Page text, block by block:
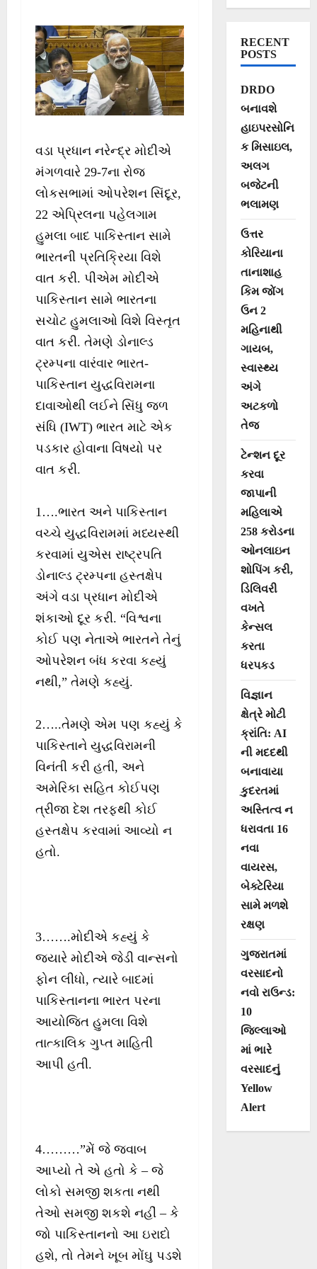
વડા પ્રધાનના
ભાષણમાંથી 10
મુખ્ય મુદ્દાઓ
વડા પ્રધાન નરેન્દ્ર મોદીએ
મંગળવારે 29-7ના રોજ
લોકસભામાં ઓપરેશન સિંદૂર,
22 એપ્રિલના પહેલગામ
હુમલા બાદ પાકિસ્તાન સામે
ભારતની પ્રતિક્રિયા વિશે
વાત કરી. પીએમ મોદીએ
પાકિસ્તાન સામે ભારતના
સચોટ હુમલાઓ વિશે વિસ્તૃત
વાત કરી. તેમણે ડોનાલ્ડ
ટ્રમ્પના વારંવાર ભારત-
પાકિસ્તાન યુદ્ધવિરામના
દાવાઓથી લઈને સિંધુ જળ
સંધિ (IWT) ભારત માટે એક
પડકાર હોવાના વિષયો પર
વાત કરી.
1….ભારત અને પાકિસ્તાન
વચ્ચે યુદ્ધવિરામમાં મધ્યસ્થી
કરવામાં યુએસ રાષ્ટ્રપતિ
ડોનાલ્ડ ટ્રમ્પના હસ્તક્ષેપ
અંગે વડા પ્રધાન મોદીએ
શંકાઓ દૂર કરી. “વિશ્વના
કોઈ પણ નેતાએ ભારતને તેનું
ઓપરેશન બંધ કરવા કહ્યું
નથી,” તેમણે કહ્યું.
2…..તેમણે એમ પણ કહ્યું કે
પાકિસ્તાને યુદ્ધવિરામની
વિનંતી કરી હતી, અને
અમેરિકા સહિત કોઈપણ
ત્રીજા દેશ તરફથી કોઈ
હસ્તક્ષેપ કરવામાં આવ્યો ન
હતો.
3…….મોદીએ કહ્યું કે
જ્યારે મોદીએ જેડી વાન્સનો
ફોન લીધો, ત્યારે બાદમાં
પાકિસ્તાનના ભારત પરના
આયોજિત હુમલા વિશે
તાત્કાલિક ગુપ્ત માહિતી
આપી હતી.
4………”મેં જે જવાબ
આપ્યો તે એ હતો કે – જે
લોકો સમજી શકતા નથી
તેઓ સમજી શકશે નહીં – કે
જો પાકિસ્તાનનો આ ઇરાદો
હશે, તો તેમને ખૂબ મોંઘુ પડશે
RECENT
POSTS
DRDO
બનાવશે
હાઇપરસોનિ
ક મિસાઇલ,
અલગ
બજેટની
ભલામણ
ઉત્તર
કોરિયાના
તાનાશાહ
કિમ જોંગ
ઉન 2
મહિનાથી
ગાયબ,
સ્વાસ્થ્ય
અંગે
અટકળો
તેજ
ટેન્શન દૂર
કરવા
જાપાની
મહિલાએ
258 કરોડના
ઓનલાઇન
શોપિંગ કરી,
ડિલિવરી
વખતે
કેન્સલ
કરતા
ધરપકડ
વિજ્ઞાન
ક્ષેત્રે મોટી
ક્રાંતિ: AI
ની મદદથી
બનાવાયા
કુદરતમાં
અસ્તિત્વ ન
ધરાવતા 16
નવા
વાયરસ,
બેક્ટેરિયા
સામે મળશે
રક્ષણ
ગુજરાતમાં
વરસાદનો
નવો રાઉન્ડ:
10
જિલ્લાઓ
માં ભારે
વરસાદનું
Yellow
Alert